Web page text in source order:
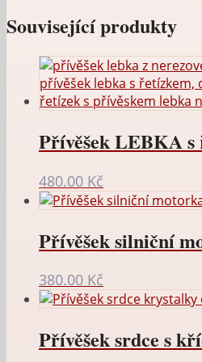
Související produkty
Přívěšek LEBKA s
480.00 Kč
Přívěšek silniční
380.00 Kč
Přívěšek srdce s